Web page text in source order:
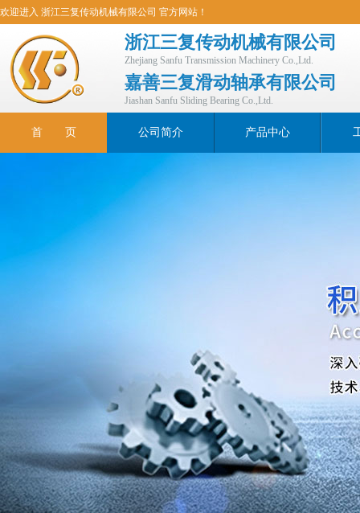
欢迎进入 浙江三复传动机械有限公司 官方网站！
浙江三复传动机械有限公司
Zhejiang Sanfu Transmission Machinery Co.,Ltd.
嘉善三复滑动轴承有限公司
Jiashan Sanfu Sliding Bearing Co.,Ltd.
首 页 公司简介 产品中心